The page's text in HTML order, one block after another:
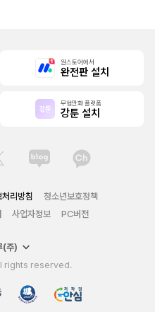
원스토어에서
완전판 설치
무협만화 플랫폼
강툰 설치
리방침
청소년보호정책
사업자정보 PC버전
(주)
rights reserved.